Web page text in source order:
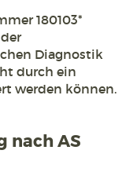
180103*
Diagnostik
durch ein
werden können.
nach AS